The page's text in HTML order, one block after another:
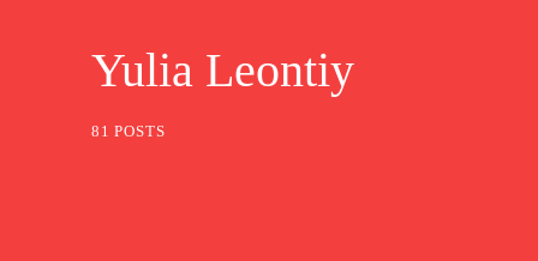
Yulia Leontiy
81 POSTS